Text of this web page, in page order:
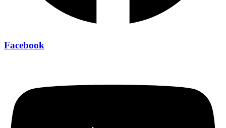
Facebook